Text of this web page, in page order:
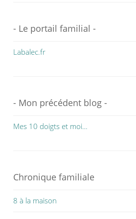
- Le portail familial -
Labalec.fr
- Mon précédent blog -
Mes 10 doigts et moi…
Chronique familiale
8 à la maison